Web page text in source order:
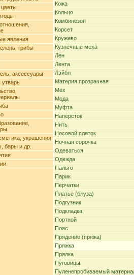
цветы
явления
грибы
аксессуары
утварь
украшения
бары и др.
Кожа
Кольцо
Комбинезон
Корсет
Кружево
Кузнечные меха
Лен
Лента
Лэйбл
Материя прозрачная
Мех
Мода
Муфта
Наперсток
Нить
Носовой платок
Ночная сорочка
Одеваться
Одежда
Пальто
Парик
Перчатки
Платье (блуза)
Подгузник
Подкладка
Портной
Пояс
Прядение (пряжа)
Пряжка
Прялка
Пуговицы
Пуленепробиваемый